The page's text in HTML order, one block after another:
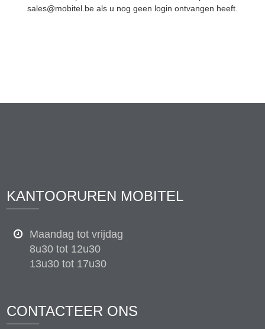
sales@mobitel.be als u nog geen login ontvangen heeft.
KANTOORUREN MOBITEL
Maandag tot vrijdag
8u30 tot 12u30
13u30 tot 17u30
CONTACTEER ONS